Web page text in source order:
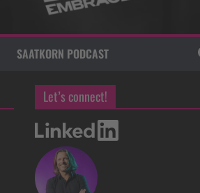
SAATKORN PODCAST
Let’s connect!